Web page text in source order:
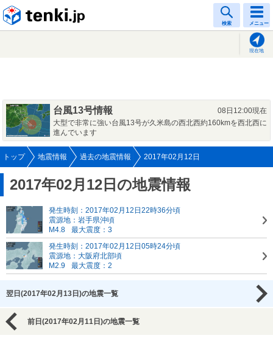
検索 メニュー
現在地
台風13号情報
08日12:00現在
大型で非常に強い台風13号が久米島の西北西約160kmを西北西に
進んでいます
トップ 地震情報 過去の地震情報 2017年02月12日
2017年02月12日の地震情報
発生時刻：2017年02月12日22時36分頃
震源地：岩手県沖頃
M4.8
最大震度：3
発生時刻：2017年02月12日05時24分頃
震源地：大阪府北部頃
M2.9
最大震度：2
翌日(2017年02月13日)の地震一覧
前日(2017年02月11日)の地震一覧